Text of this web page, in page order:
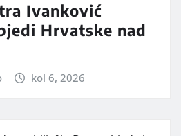
Ivanković
Hrvatske nad
kol 6, 2026